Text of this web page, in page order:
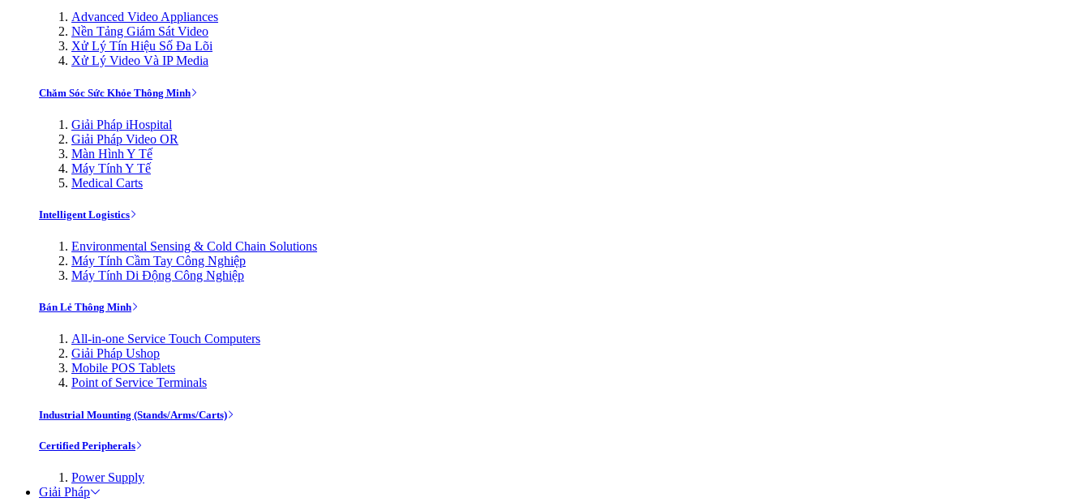
Advanced Video Appliances
Nền Tảng Giám Sát Video
Xử Lý Tín Hiệu Số Đa Lõi
Xử Lý Video Và IP Media
Chăm Sóc Sức Khỏe Thông Minh
Giải Pháp iHospital
Giải Pháp Video OR
Màn Hình Y Tế
Máy Tính Y Tế
Medical Carts
Intelligent Logistics
Environmental Sensing & Cold Chain Solutions
Máy Tính Cầm Tay Công Nghiệp
Máy Tính Di Động Công Nghiệp
Bán Lẻ Thông Minh
All-in-one Service Touch Computers
Giải Pháp Ushop
Mobile POS Tablets
Point of Service Terminals
Industrial Mounting (Stands/Arms/Carts)
Certified Peripherals
Power Supply
Giải Pháp